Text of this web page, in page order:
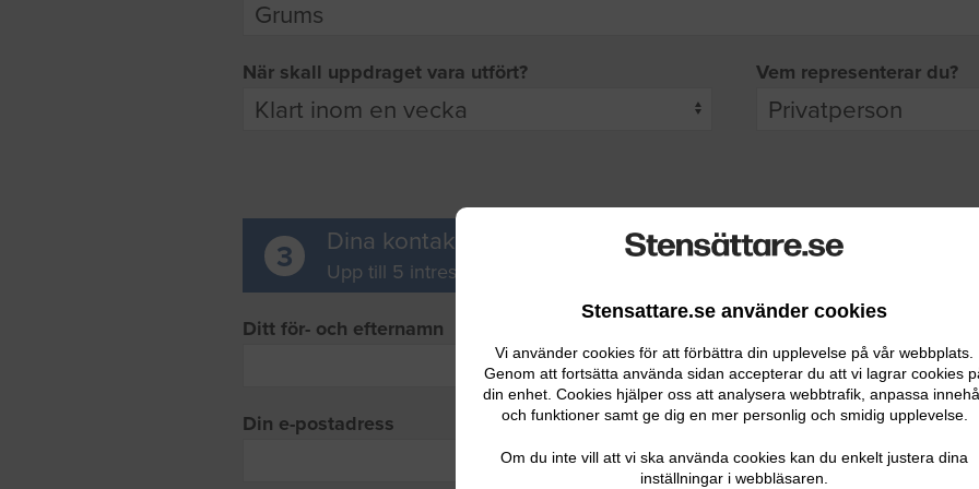
Stensattare.se använder cookies
Vi använder cookies för att förbättra din upplevelse på vår webbplats.
Genom att fortsätta använda sidan accepterar du att vi lagrar cookies
din enhet. Cookies hjälper oss att analysera webbtrafik, anpassa
och funktioner samt ge dig en mer personlig och smidig upplevelse.
Om du inte vill att vi ska använda cookies kan du enkelt justera dina
inställningar i webbläsaren.
När skall uppdraget vara utfört? Vem representerar du?
3 Dina kontaktuppgifter
Upp till 5 intresserade leverantörer får möjlighet att ta kontakt med dig.
Ditt för- och efternamn
Din e-postadress Ditt telefonnummer